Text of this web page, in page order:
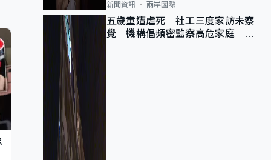
新聞資訊 兩岸國際
五歲童遭虐死｜社工三度家訪未察
覺 機構倡頻密監察高危家庭 管